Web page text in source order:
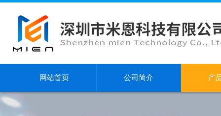
网站首页 公司简介 产